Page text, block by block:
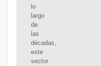
lo
largo
de
las
décadas,
este
sector